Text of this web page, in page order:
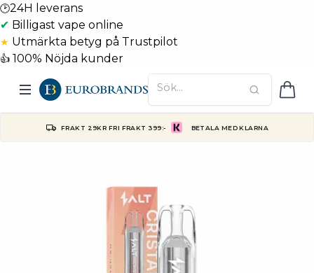
🕑24H leverans
✔ Billigast vape online
★ Utmärkta betyg på Trustpilot
👍 100% Nöjda kunder
FRAKT 29KR FRI FRAKT 399:- BETALA MED KLARNA